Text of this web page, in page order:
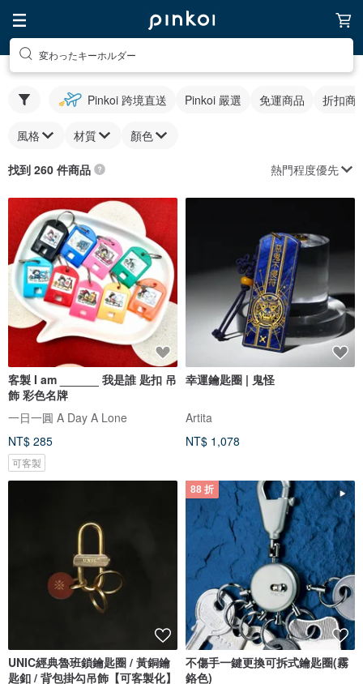
変わったキーホルダー
Pinkoi 跨境直送 Pinkoi 嚴選 免運商品 折扣商
風格 材質 顏色
找到 260 件商品 熱門程度優先
客製 I am ______ 我是誰 匙扣 吊
飾 彩色名牌
一日一圓 A Day A Lone
NT$ 285
可客製
幸運鑰匙圈 | 鬼怪
Artita
NT$ 1,078
UNIC經典魯班鎖鑰匙圈 / 黃銅鑰
匙釦 / 背包掛勾吊飾【可客製化】
88 折
不傷手一鍵更換可拆式鑰匙圈(霧
鉻色)